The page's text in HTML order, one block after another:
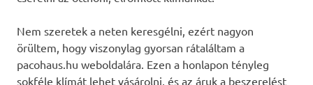
Nem szeretek a neten keresgélni, ezért nagyon
örültem, hogy viszonylag gyorsan rátaláltam a
pacohaus.hu weboldalára. Ezen a honlapon tényleg
sokféle klímát lehet vásárolni, és az áruk a beszerelést